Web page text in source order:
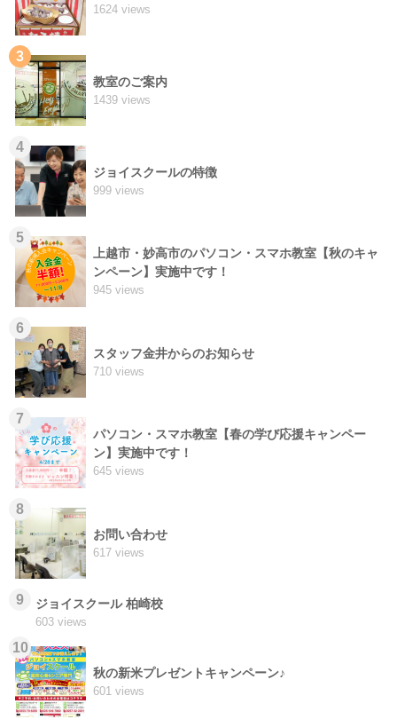
1624 views
3
教室のご案内
1439 views
4
ジョイスクールの特徴
999 views
5
上越市・妙高市のパソコン・スマホ教室【秋のキャ
ンペーン】実施中です！
945 views
6
スタッフ金井からのお知らせ
710 views
7
パソコン・スマホ教室【春の学び応援キャンペー
ン】実施中です！
645 views
8
お問い合わせ
617 views
9 ジョイスクール 柏崎校
603 views
10
秋の新米プレゼントキャンペーン♪
601 views